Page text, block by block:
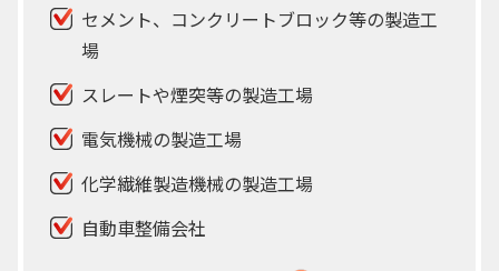
セメント、コンクリートブロック等の製造工
場
スレートや煙突等の製造工場
電気機械の製造工場
化学繊維製造機械の製造工場
自動車整備会社